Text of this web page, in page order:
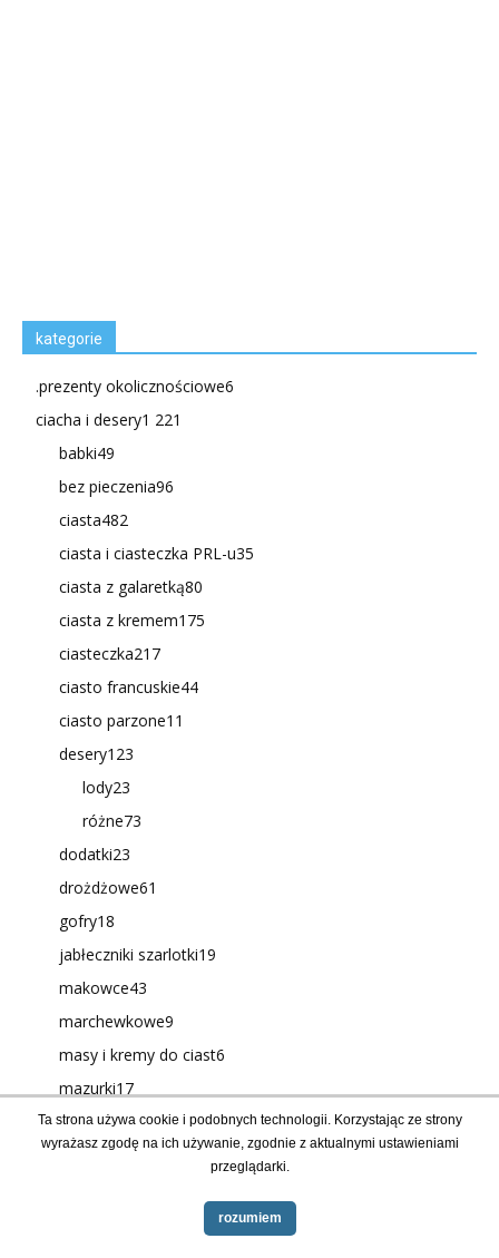
kategorie
.prezenty okolicznościowe6
ciacha i desery1 221
babki49
bez pieczenia96
ciasta482
ciasta i ciasteczka PRL-u35
ciasta z galaretką80
ciasta z kremem175
ciasteczka217
ciasto francuskie44
ciasto parzone11
desery123
lody23
różne73
dodatki23
drożdżowe61
gofry18
jabłeczniki szarlotki19
makowce43
marchewkowe9
masy i kremy do ciast6
mazurki17
miodowniki28
muffiny37
Ta strona używa cookie i podobnych technologii. Korzystając ze strony
wyrażasz zgodę na ich używanie, zgodnie z aktualnymi ustawieniami
przeglądarki.
rozumiem